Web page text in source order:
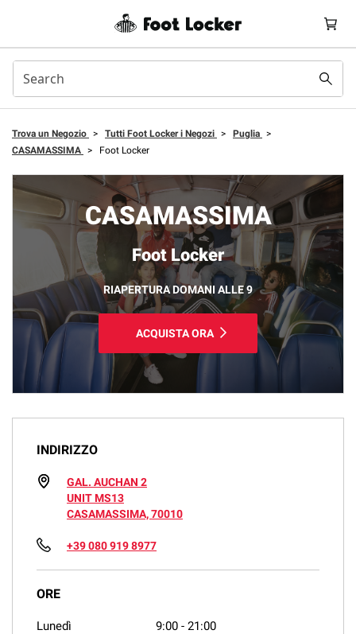
Trova un Negozio > Tutti Foot Locker i Negozi > Puglia >
CASAMASSIMA > Foot Locker
CASAMASSIMA
Foot Locker
RIAPERTURA DOMANI ALLE 9
ACQUISTA ORA
INDIRIZZO
GAL. AUCHAN 2
UNIT MS13
CASAMASSIMA, 70010
+39 080 919 8977
ORE
Lunedì 9:00 - 21:00